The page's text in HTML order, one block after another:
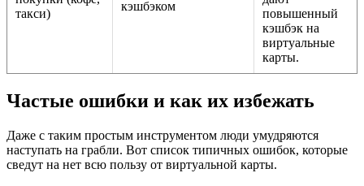
такси)
кэшбэком
повышенный
кэшбэк на
виртуальные
карты.
Частые ошибки и как их избежать
Даже с таким простым инструментом люди умудряются
наступать на грабли. Вот список типичных ошибок, которые
сведут на нет всю пользу от виртуальной карты.